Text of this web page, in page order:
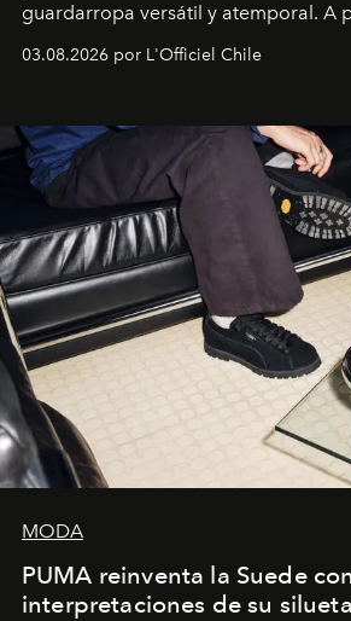
guardarropa versátil y atemporal. A
lanzamiento, los fundadores de la
la asesora creativa y jefa de diseño
y la filosofía detrás de la propuesta.
03.08.2026 por L'Officiel Chile
MODA
PUMA reinventa la Suede
interpretaciones de su